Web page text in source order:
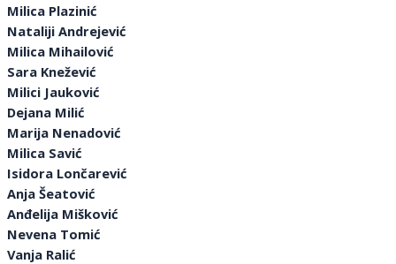
Milica Plazinić
Nataliji Andrejević
Milica Mihailović
Sara Knežević
Milici Jauković
Dejana Milić
Marija Nenadović
Milica Savić
Isidora Lončarević
Anja Šeatović
Anđelija Mišković
Nevena Tomić
Vanja Ralić